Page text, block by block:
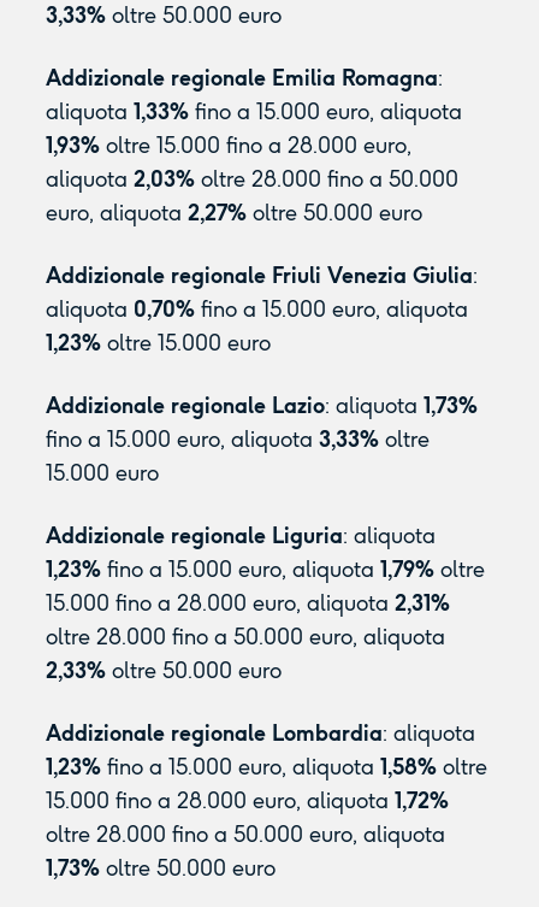
3,33%oltre 50.000 euro
Addizionale regionale Emilia Romagna:
aliquota 1,33%fino a 15.000 euro, aliquota
1,93%oltre 15.000 fino a 28.000 euro,
aliquota 2,03%oltre 28.000 fino a 50.000
euro, aliquota 2,27%oltre 50.000 euro
Addizionale regionale Friuli Venezia Giulia:
aliquota 0,70%fino a 15.000 euro, aliquota
1,23%oltre 15.000 euro
Addizionale regionale Lazio: aliquota 1,73%
fino a 15.000 euro, aliquota 3,33%oltre
15.000 euro
Addizionale regionale Liguria: aliquota
1,23%fino a 15.000 euro, aliquota 1,79%oltre
15.000 fino a 28.000 euro, aliquota 2,31%
oltre 28.000 fino a 50.000 euro, aliquota
2,33%oltre 50.000 euro
Addizionale regionale Lombardia: aliquota
1,23%fino a 15.000 euro, aliquota 1,58%oltre
15.000 fino a 28.000 euro, aliquota 1,72%
oltre 28.000 fino a 50.000 euro, aliquota
1,73%oltre 50.000 euro